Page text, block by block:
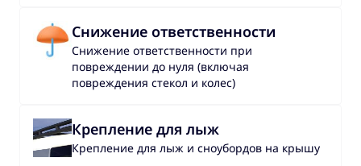
Снижение ответственности
Снижение ответственности при
повреждении до нуля (включая
повреждения стекол и колес)
Крепление для лыж
Крепление для лыж и сноубордов на крышу